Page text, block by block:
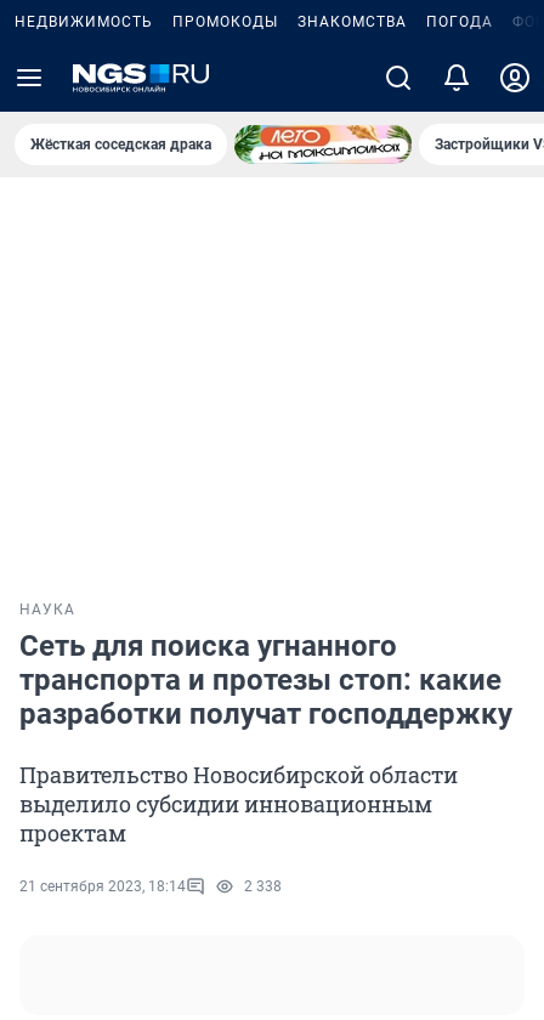
НЕДВИЖИМОСТЬ ПРОМОКОДЫ ЗНАКОМСТВА ПОГОДА
Жёсткая соседская драка Застройщики
НАУКА
Сеть для поиска угнанного
транспорта и протезы стоп: какие
разработки получат господдержку
Правительство Новосибирской области
выделило субсидии инновационным
проектам
21 сентября 2023, 18:14 2 338